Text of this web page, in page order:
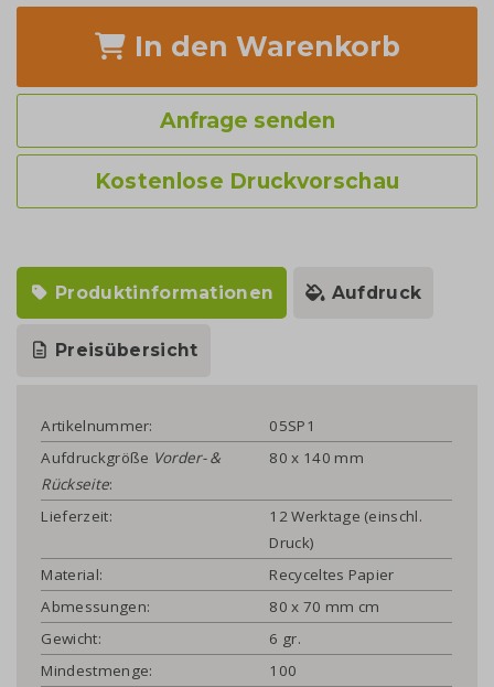
In den Warenkorb
Anfrage senden
Kostenlose Druckvorschau
Produktinformationen Aufdruck
Preisübersicht
Artikelnummer:
05SP1
Aufdruckgröße Vorder- &
Rückseite:
80 x 140 mm
Lieferzeit:
12 Werktage (einschl.
Druck)
Material:
Recyceltes Papier
Abmessungen:
80 x 70 mm cm
Gewicht:
6 gr.
Mindestmenge:
100